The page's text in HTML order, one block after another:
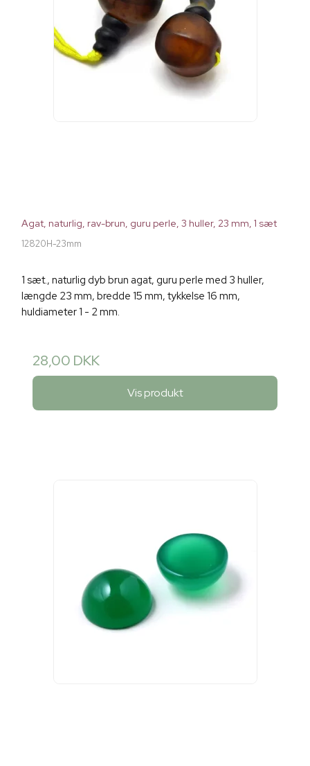
Agat, naturlig, rav-brun, guru perle, 3 huller, 23 mm, 1 sæt
12820H-23mm
1 sæt., naturlig dyb brun agat, guru perle med 3 huller,
længde 23 mm, bredde 15 mm, tykkelse 16 mm,
huldiameter 1 - 2 mm.
28,00 DKK
Vis produkt